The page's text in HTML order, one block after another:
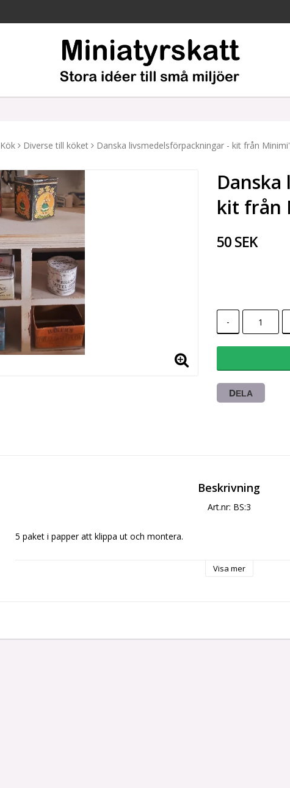
Kök Diverse till köket Danska livsmedelsförpackningar - kit från
kit från
50 SEK
-
DELA
Beskrivning
Art.nr: BS:3
5 paket i papper att klippa ut och montera.
Visa mer